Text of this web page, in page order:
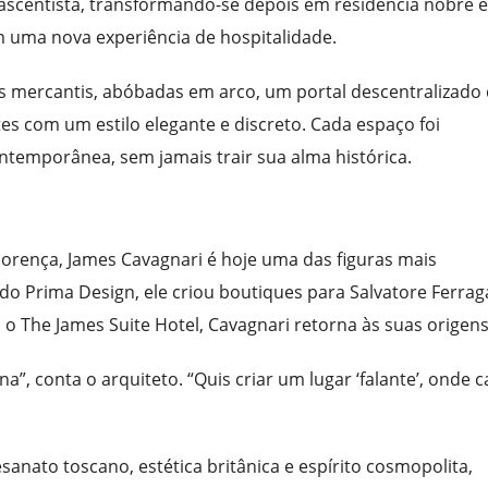
nova experiência de hospitalidade.
abóbadas em arco, um portal descentralizado
com um estilo elegante e discreto. Cada espaço foi
sem jamais trair sua alma histórica.
James Cavagnari é hoje uma das figuras mais
Prima Design, ele criou boutiques para Salvatore
James Suite Hotel, Cavagnari retorna às suas
conta o arquiteto. “Quis criar um lugar ‘falante’, onde
toscano, estética britânica e espírito cosmopolita,